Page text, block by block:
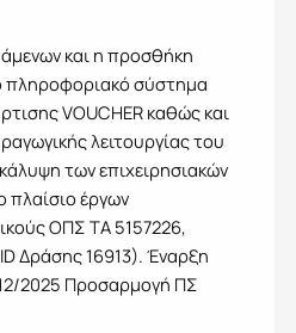
και η προσθήκη
πληροφοριακό σύστημα
VOUCHER καθώς και
λειτουργίας του
των επιχειρησιακών
πλαίσιο έργων
ΟΠΣ ΤΑ 5157226,
Δράσης 16913). Έναρξη
2025 Προσαρμογή ΠΣ